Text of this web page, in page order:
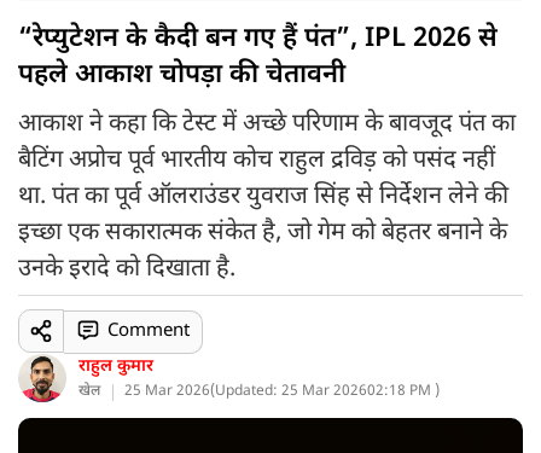
“रेप्युटेशन के कैदी बन गए हैं पंत”, IPL 2026 से
पहले आकाश चोपड़ा की चेतावनी
आकाश ने कहा कि टेस्ट में अच्छे परिणाम के बावजूद पंत का
बैटिंग अप्रोच पूर्व भारतीय कोच राहुल द्रविड़ को पसंद नहीं
था. पंत का पूर्व ऑलराउंडर युवराज सिंह से निर्देशन लेने की
इच्छा एक सकारात्मक संकेत है, जो गेम को बेहतर बनाने के
उनके इरादे को दिखाता है.
राहुल कुमार
खेल 25 Mar 2026(Updated: 25 Mar 202602:18 PM )
Comment